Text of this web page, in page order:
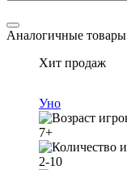
Аналогичные товары
Хит продаж
Уно
7+
2-10